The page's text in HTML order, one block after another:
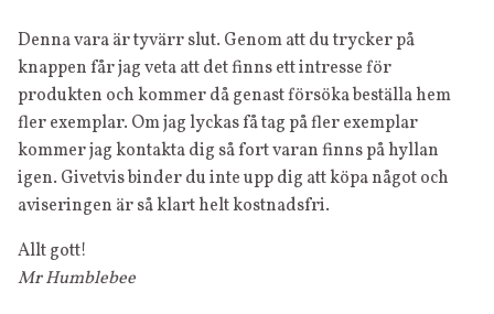
Denna vara är tyvärr slut. Genom att du trycker på
knappen får jag veta att det finns ett intresse för
produkten och kommer då genast försöka beställa hem
fler exemplar. Om jag lyckas få tag på fler exemplar
kommer jag kontakta dig så fort varan finns på hyllan
igen. Givetvis binder du inte upp dig att köpa något och
aviseringen är så klart helt kostnadsfri.
Allt gott!
Mr Humblebee